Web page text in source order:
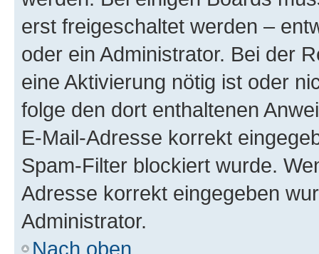
erst freigeschaltet werden –
oder ein Administrator. Bei der
eine Aktivierung nötig ist oder
folge den dort enthaltenen
E-Mail-Adresse korrekt
Spam-Filter blockiert wurde.
Adresse korrekt eingegeben
Administrator.
Nach oben